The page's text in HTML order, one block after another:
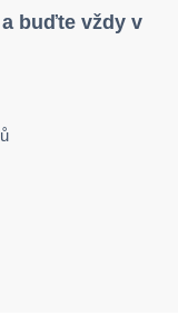
buďte vždy v